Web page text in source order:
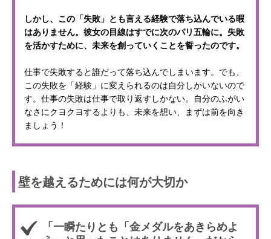
しかし、この「失敗」とも言える経験で落ち込んでいる暇
はありません。彼女の目線はすでに次のパリ五輪に。失敗
を活かすために、未来を創っていくことを誓ったのです。
仕事で失敗すると誰だって落ち込んでしまいます。でも、
この失敗を「経験」に変えられるのは自分しかいないので
す。仕事の失敗は仕事で取り返すしかない。自分のふがい
なさにクヨクヨするよりも、未来を想い、まずは前を向き
ましょう！
壁を越えるためには何が大切か
「一瞬たりとも「金メダルをあきらめよ